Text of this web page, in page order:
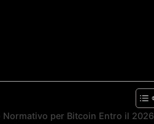
Normativo per Bitcoin Entro il 2026